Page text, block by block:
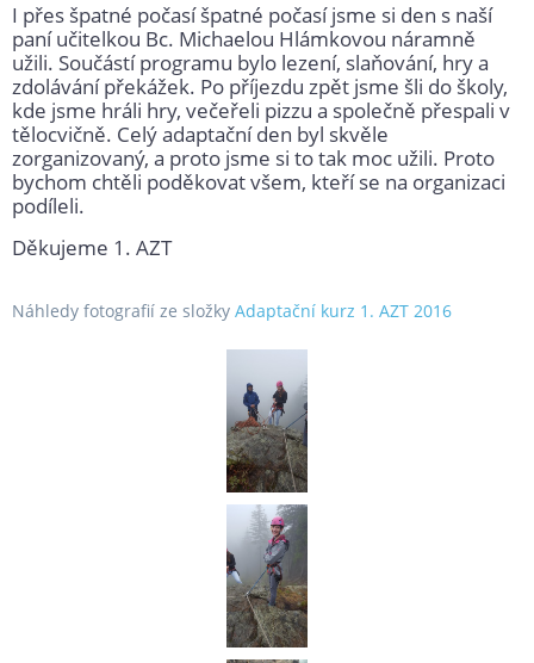
I přes špatné počasí špatné počasí jsme si den s naší
paní učitelkou Bc. Michaelou Hlámkovou náramně
užili. Součástí programu bylo lezení, slaňování, hry a
zdolávání překážek. Po příjezdu zpět jsme šli do školy,
kde jsme hráli hry, večeřeli pizzu a společně přespali v
tělocvičně. Celý adaptační den byl skvěle
zorganizovaný, a proto jsme si to tak moc užili. Proto
bychom chtěli poděkovat všem, kteří se na organizaci
podíleli.
Děkujeme 1. AZT
Náhledy fotografií ze složky Adaptační kurz 1. AZT 2016